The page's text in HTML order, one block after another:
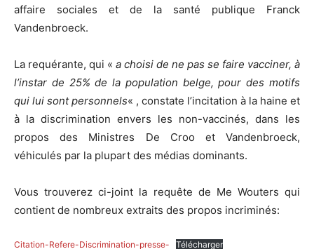
affaire sociales et de la santé publique Franck
Vandenbroeck.
La requérante, qui « a choisi de ne pas se faire vacciner, à
l’instar de 25% de la population belge, pour des motifs
qui lui sont personnels« , constate l’incitation à la haine et
à la discrimination envers les non-vaccinés, dans les
propos des Ministres De Croo et Vandenbroeck,
véhiculés par la plupart des médias dominants.
Vous trouverez ci-joint la requête de Me Wouters qui
contient de nombreux extraits des propos incriminés:
Citation-Refere-Discrimination-presse- Télécharger